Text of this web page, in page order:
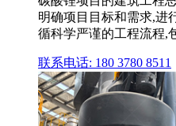
明确项目目标和需求,进
循科学严谨的工程流程,
联系电话: 180 3780 8511